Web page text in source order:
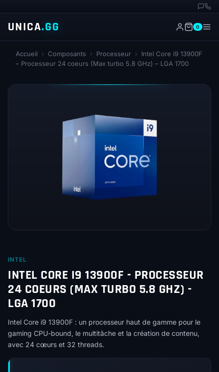
UNICA.GG 0
Accueil › Composants › Processeur ›
Intel Core i9 13900F
– Processeur 24 coeurs (Max turbo 5.8 GHz) – LGA 1700
INTEL
INTEL CORE I9 13900F - PROCESSEUR
24 COEURS (MAX TURBO 5.8 GHZ) -
LGA 1700
Intel Core i9 13900F : un processeur haut de gamme pour le
gaming CPU-bound, le multitâche et la création de contenu,
avec 24 cœurs et 32 threads.